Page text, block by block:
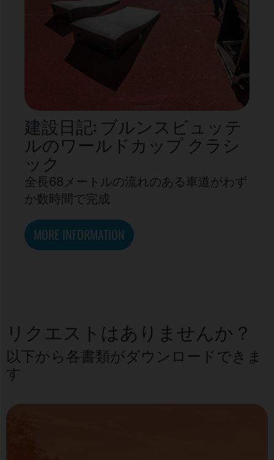
建設日記: ブルンスビュッテ
ルのワールドカップ クラシ
ック
全長68メートルの流れのある車道がわず
か数時間で完成
MORE INFORMATION
リクエストはありませんか？
以下から各書類がダウンロードできま
す